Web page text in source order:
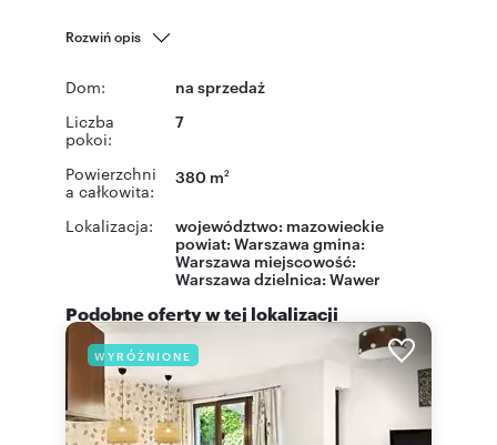
Rozwiń opis
Dom: na sprzedaż
Liczba
pokoi:
7
Powierzchni
a całkowita:
380 m2
Lokalizacja: województwo: mazowieckie
powiat: Warszawa gmina:
Warszawa miejscowość:
Warszawa dzielnica: Wawer
Podobne oferty w tej lokalizacji
WYRÓŻNIONE